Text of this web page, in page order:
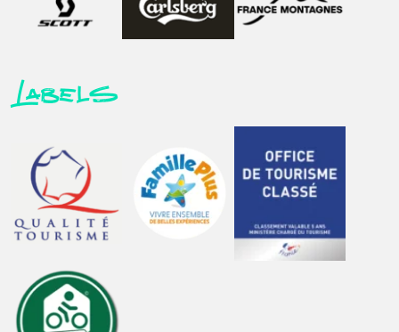
Labels